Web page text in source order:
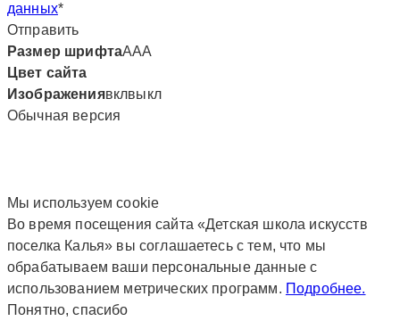
данных*
Отправить
Размер шрифтаААА
Цвет сайта
Изображениявклвыкл
Обычная версия
Мы используем сookie
Во время посещения сайта «Детская школа искусств
поселка Калья» вы соглашаетесь с тем, что мы
обрабатываем ваши персональные данные с
использованием метрических программ. Подробнее.
Понятно, спасибо